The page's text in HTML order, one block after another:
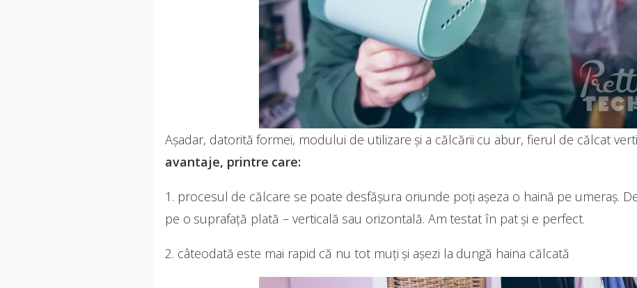
Așadar, datorită formei, modului de utilizare și a călcării cu abur, fierul de călcat
avantaje, printre care:
1. procesul de călcare se poate desfășura oriunde poți așeza o haină pe umeraș.
pe o suprafață plată – verticală sau orizontală. Am testat în pat și e perfect.
2. câteodată este mai rapid că nu tot muți și așezi la dungă haina călcată